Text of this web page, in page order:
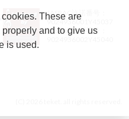
JASRAC許諾番号：
9024936001Y45037
JASRAC許諾番号：
These are
and to give us
is used.